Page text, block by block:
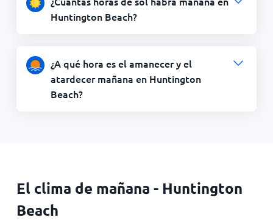
Huntington Beach?
¿A qué hora es el amanecer y el
atardecer mañana en Huntington
Beach?
El clima de mañana - Huntington
Beach